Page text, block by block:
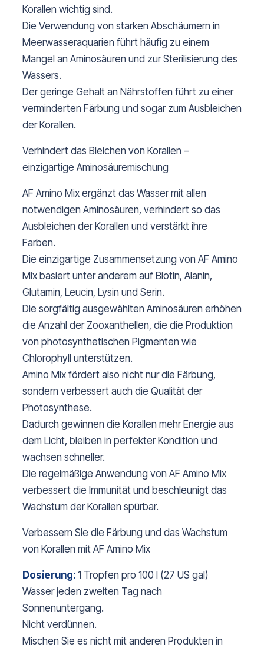
Korallen wichtig sind.
Die Verwendung von starken Abschäumern in
Meerwasseraquarien führt häufig zu einem
Mangel an Aminosäuren und zur Sterilisierung des
Wassers.
Der geringe Gehalt an Nährstoffen führt zu einer
verminderten Färbung und sogar zum Ausbleichen
der Korallen.
Verhindert das Bleichen von Korallen –
einzigartige Aminosäuremischung
AF Amino Mix ergänzt das Wasser mit allen
notwendigen Aminosäuren, verhindert so das
Ausbleichen der Korallen und verstärkt ihre
Farben.
Die einzigartige Zusammensetzung von AF Amino
Mix basiert unter anderem auf Biotin, Alanin,
Glutamin, Leucin, Lysin und Serin.
Die sorgfältig ausgewählten Aminosäuren erhöhen
die Anzahl der Zooxanthellen, die die Produktion
von photosynthetischen Pigmenten wie
Chlorophyll unterstützen.
Amino Mix fördert also nicht nur die Färbung,
sondern verbessert auch die Qualität der
Photosynthese.
Dadurch gewinnen die Korallen mehr Energie aus
dem Licht, bleiben in perfekter Kondition und
wachsen schneller.
Die regelmäßige Anwendung von AF Amino Mix
verbessert die Immunität und beschleunigt das
Wachstum der Korallen spürbar.
Verbessern Sie die Färbung und das Wachstum
von Korallen mit AF Amino Mix
Dosierung: 1 Tropfen pro 100 l (27 US gal)
Wasser jeden zweiten Tag nach
Sonnenuntergang.
Nicht verdünnen.
Mischen Sie es nicht mit anderen Produkten in